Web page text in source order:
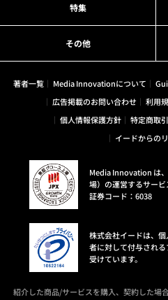
特集
その他
著者一覧 Media Innovationについて
広告掲載のお問い合わせ
利用
個人情報保護方針
特定商取
イードからの
Media Innovation は
場）の運営するサービ
証券コード：6038
株式会社イードは、
者に対して付与され
受けています。
紹介した商品/サービスを購入、契約した場